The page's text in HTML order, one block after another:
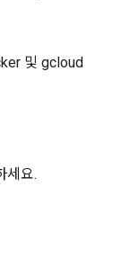
및 gcloud
세요.